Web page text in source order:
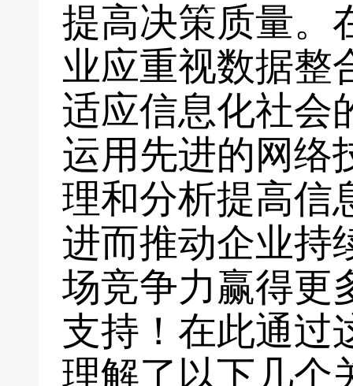
提高决策质量。
业应重视数据整
适应信息化社会
运用先进的网络
理和分析提高信
进而推动企业持
场竞争力赢得更
支持！在此通过
理解了以下几个